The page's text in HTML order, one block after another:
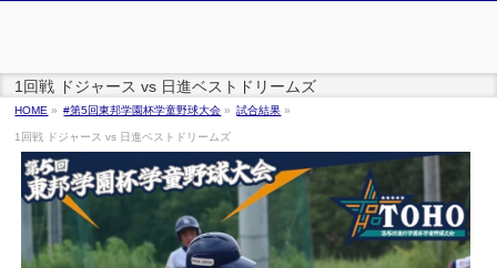
1回戦 ドジャース vs 日進ベストドリームズ
HOME » #第5回東邦学園杯学童野球大会 » 試合結果 »
1回戦 ドジャース vs 日進ベストドリームズ